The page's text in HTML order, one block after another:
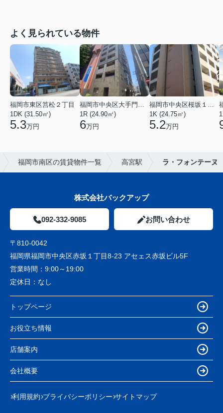
よく見られている物件
福岡市東区筥松２丁目
1DK (31.50㎡)
5.3万円
福岡市中央区大手門３丁目
1R (24.90㎡)
6万円
福岡市中央区桜坂１丁目
1K (24.75㎡)
5.2万円
福岡市南区の賃貸物件一覧 高宮駅 ラ・フォンテーヌ
株式会社バックアップ
092-332-9085 お問い合わせ
〒810-0042
福岡県福岡市中央区赤坂１丁目8-23 アセェス赤坂ビル5F
営業時間： 9:00～19:00
定休日： なし
トップページ
お役立ち情報
店舗案内
会社概要
利用規約 プライバシーポリシー サイトマップ